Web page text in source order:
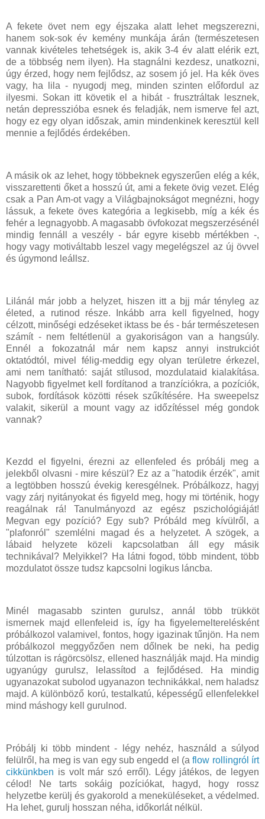
A fekete övet nem egy éjszaka alatt lehet megszerezni,
hanem sok-sok év kemény munkája árán (természetesen
vannak kivételes tehetségek is, akik 3-4 év alatt elérik ezt,
de a többség nem ilyen). Ha stagnálni kezdesz, unatkozni,
úgy érzed, hogy nem fejlődsz, az sosem jó jel. Ha kék öves
vagy, ha lila - nyugodj meg, minden szinten előfordul az
ilyesmi. Sokan itt követik el a hibát - frusztráltak lesznek,
netán depresszióba esnek és feladják, nem ismerve fel azt,
hogy ez egy olyan időszak, amin mindenkinek keresztül kell
mennie a fejlődés érdekében.
A másik ok az lehet, hogy többeknek egyszerűen elég a kék,
visszarettenti őket a hosszú út, ami a fekete övig vezet. Elég
csak a Pan Am-ot vagy a Világbajnokságot megnézni, hogy
lássuk, a fekete öves kategória a legkisebb, míg a kék és
fehér a legnagyobb. A magasabb övfokozat megszerzésénél
mindig fennáll a veszély - bár egyre kisebb mértékben -,
hogy vagy motiváltabb leszel vagy megelégszel az új övvel
és úgymond leállsz.
Lilánál már jobb a helyzet, hiszen itt a bjj már tényleg az
életed, a rutinod része. Inkább arra kell figyelned, hogy
célzott, minőségi edzéseket iktass be és - bár természetesen
számít - nem feltétlenül a gyakoriságon van a hangsúly.
Ennél a fokozatnál már nem kapsz annyi instrukciót
oktatódtól, mivel félig-meddig egy olyan területre érkezel,
ami nem tanítható: saját stílusod, mozdulataid kialakítása.
Nagyobb figyelmet kell fordítanod a tranzíciókra, a pozíciók,
subok, fordítások közötti rések szűkítésére. Ha sweepelsz
valakit, sikerül a mount vagy az időzítéssel még gondok
vannak?
Kezdd el figyelni, érezni az ellenfeled és próbálj meg a
jelekből olvasni - mire készül? Ez az a "hatodik érzék", amit
a legtöbben hosszú évekig keresgélnek. Próbálkozz, hagyj
vagy zárj nyitányokat és figyeld meg, hogy mi történik, hogy
reagálnak rá! Tanulmányozd az egész pszichológiáját!
Megvan egy pozíció? Egy sub? Próbáld meg kívülről, a
"plafonról" szemlélni magad és a helyzetet. A szögek, a
lábaid helyzete közeli kapcsolatban áll egy másik
technikával? Melyikkel? Ha látni fogod, több mindent, több
mozdulatot össze tudsz kapcsolni logikus láncba.
Minél magasabb szinten gurulsz, annál több trükköt
ismernek majd ellenfeleid is, így ha figyelemelterelésként
próbálkozol valamivel, fontos, hogy igazinak tűnjön. Ha nem
próbálkozol meggyőzően nem dőlnek be neki, ha pedig
túlzottan is rágörcsölsz, ellened használják majd. Ha mindig
ugyanúgy gurulsz, lelassítod a fejlődésed. Ha mindig
ugyanazokat subolod ugyanazon technikákkal, nem haladsz
majd. A különböző korú, testalkatú, képességű ellenfelekkel
mind máshogy kell gurulnod.
Próbálj ki több mindent - légy nehéz, használd a súlyod
felülről, ha meg is van egy sub engedd el (aflow rollingról írt
cikkünkben is volt már szó erről). Légy játékos, de legyen
célod! Ne tarts sokáig pozíciókat, hagyd, hogy rossz
helyzetbe kerülj és gyakorold a meneküléseket, a védelmed.
Ha lehet, gurulj hosszan néha, időkorlát nélkül.